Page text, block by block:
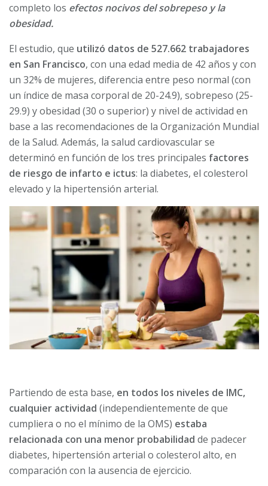
completo los efectos nocivos del sobrepeso y la
obesidad.
El estudio, que utilizó datos de 527.662 trabajadores
en San Francisco, con una edad media de 42 años y con
un 32% de mujeres, diferencia entre peso normal (con
un índice de masa corporal de 20-24.9), sobrepeso (25-
29.9) y obesidad (30 o superior) y nivel de actividad en
base a las recomendaciones de la Organización Mundial
de la Salud. Además, la salud cardiovascular se
determinó en función de los tres principales factores
de riesgo de infarto e ictus: la diabetes, el colesterol
elevado y la hipertensión arterial.
Partiendo de esta base, en todos los niveles de IMC,
cualquier actividad (independientemente de que
cumpliera o no el mínimo de la OMS) estaba
relacionada con una menor probabilidad de padecer
diabetes, hipertensión arterial o colesterol alto, en
comparación con la ausencia de ejercicio.